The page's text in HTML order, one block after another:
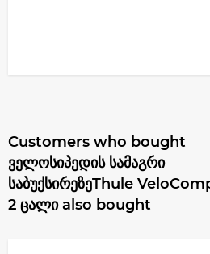
Customers who bought
ველოსიპედის სამაგრი
საბუქსირეზეThule
2 ცალი also bought